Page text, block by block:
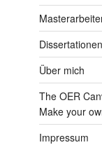
Dissertationen
Über mich
The OER
Make your
Impressum